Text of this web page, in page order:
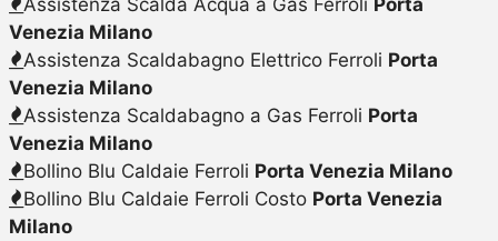
Venezia Milano
Assistenza Scaldabagno Elettrico Ferroli Porta
Venezia Milano
Assistenza Scaldabagno a Gas Ferroli Porta
Venezia Milano
Bollino Blu Caldaie Ferroli Porta Venezia Milano
Bollino Blu Caldaie Ferroli Costo Porta Venezia
Milano